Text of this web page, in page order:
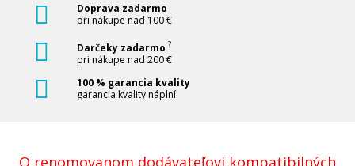
Doprava zadarmo
pri nákupe nad 100 €
Darčeky zadarmo ?
pri nákupe nad 200 €
100 % garancia kvality
garancia kvality náplní
O renomovanom dodávateľovi kompatibilných